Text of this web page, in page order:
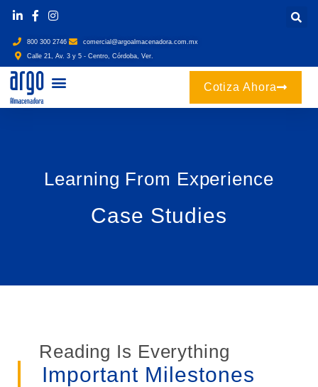
800 300 2746
comercial@argoalmacenadora.com.mx
Calle 21, Av. 3 y 5 - Centro, Córdoba, Ver.
Cotiza Ahora
Learning From Experience
Case Studies
Reading Is Everything
Important Milestones